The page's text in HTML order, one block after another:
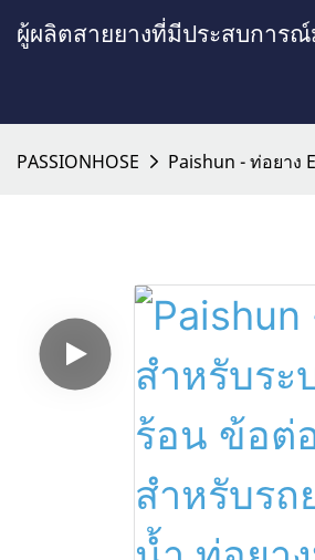
ผู้ผลิตสายยางที่มีประสบการ
PASSIONHOSE Paishun - ท่อยาง